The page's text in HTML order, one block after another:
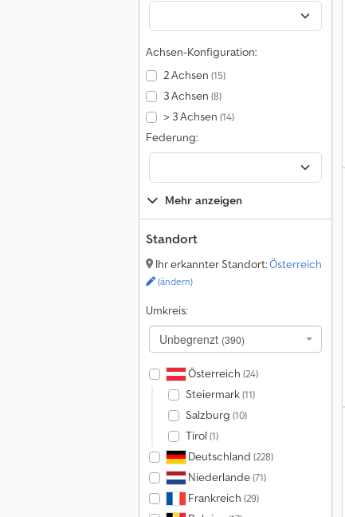
Achsen-Konfiguration:
2 Achsen (15)
3 Achsen (8)
> 3 Achsen (14)
Federung:
Mehr anzeigen
Standort
Ihr erkannter Standort:Österreich
(ändern)
Umkreis:
Unbegrenzt (390)
Österreich (24)
Steiermark(11)
Salzburg (10)
Tirol (1)
Deutschland (228)
Niederlande(71)
Frankreich (29)